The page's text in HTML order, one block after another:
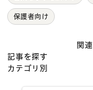
保護者向け
関
記事を探す
カテゴリ別